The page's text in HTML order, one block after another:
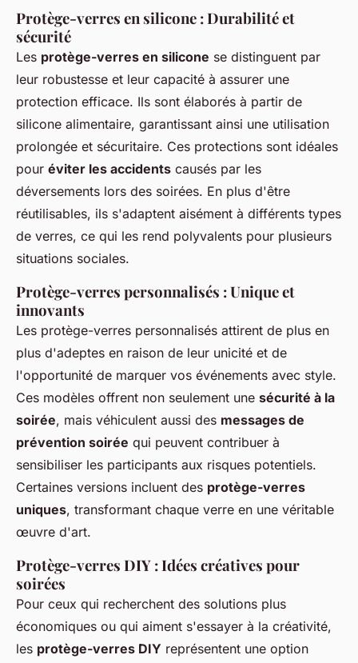
Protège-verres en silicone : Durabilité et
sécurité
Les protège-verres en silicone se distinguent par
leur robustesse et leur capacité à assurer une
protection efficace. Ils sont élaborés à partir de
silicone alimentaire, garantissant ainsi une utilisation
prolongée et sécuritaire. Ces protections sont idéales
pour éviter les accidents causés par les
déversements lors des soirées. En plus d'être
réutilisables, ils s'adaptent aisément à différents types
de verres, ce qui les rend polyvalents pour plusieurs
situations sociales.
Protège-verres personnalisés : Unique et
innovants
Les protège-verres personnalisés attirent de plus en
plus d'adeptes en raison de leur unicité et de
l'opportunité de marquer vos événements avec style.
Ces modèles offrent non seulement une sécurité à la
soirée, mais véhiculent aussi des messages de
prévention soirée qui peuvent contribuer à
sensibiliser les participants aux risques potentiels.
Certaines versions incluent des protège-verres
uniques, transformant chaque verre en une véritable
œuvre d'art.
Protège-verres DIY : Idées créatives pour
soirées
Pour ceux qui recherchent des solutions plus
économiques ou qui aiment s'essayer à la créativité,
les protège-verres DIY représentent une option